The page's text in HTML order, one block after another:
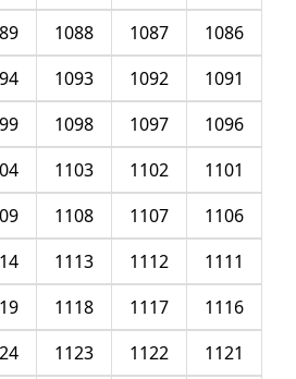
1086
1087
1088
1091
1092
1093
1096
1097
1098
1101
1102
1103
1106
1107
1108
1111
1112
1113
1116
1117
1118
1121
1122
1123